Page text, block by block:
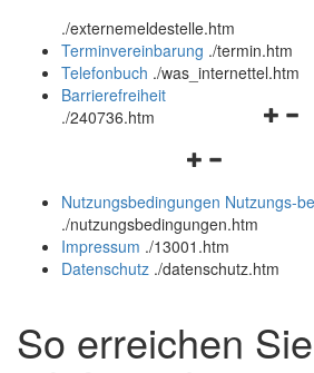
und
schließen
./externemeldestelle.htm
Terminvereinbarung ./termin.htm
Telefonbuch ./was_internettel.htm
Barrierefreiheit
./240736.htm
Navigationsmenü
und
schließen
Nutzungsbedingungen Nutzungs-
./nutzungsbedingungen.htm
Impressum ./13001.htm
Datenschutz ./datenschutz.htm
So erreichen